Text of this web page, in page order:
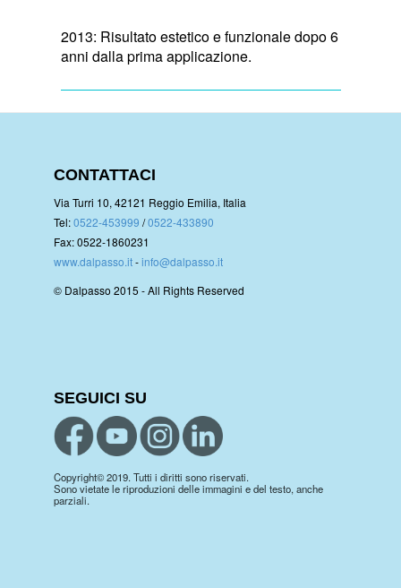
2013: Risultato estetico e funzionale dopo 6
anni dalla prima applicazione.
CONTATTACI
Via Turri 10, 42121 Reggio Emilia, Italia
Tel:0522-453999 /0522-433890
Fax: 0522-1860231
www.dalpasso.it-info@dalpasso.it
© Dalpasso 2015 - All Rights Reserved
SEGUICI SU
Copyright© 2019. Tutti i diritti sono riservati.
Sono vietate le riproduzioni delle immagini e del testo, anche
parziali.